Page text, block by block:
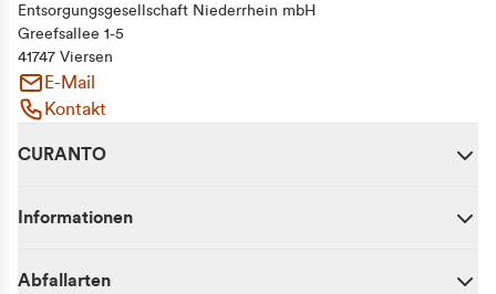
Entsorgungsgesellschaft Niederrhein mbH
Greefsallee 1-5
41747 Viersen
E-Mail
Kontakt
CURANTO
Informationen
Abfallarten